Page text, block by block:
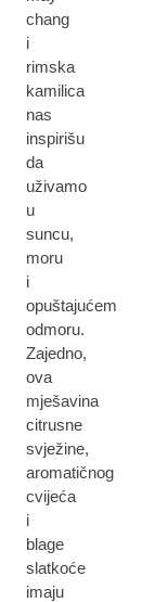
chang
i
rimska
kamilica
nas
inspirišu
da
uživamo
u
suncu,
moru
i
opuštajućem
odmoru.
Zajedno,
ova
mješavina
citrusne
svježine,
aromatičnog
cvijeća
i
blage
slatkoće
imaju